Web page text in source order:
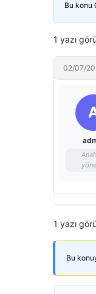
Bu konu
1 yazı
02/07/
1 yazı
Bu